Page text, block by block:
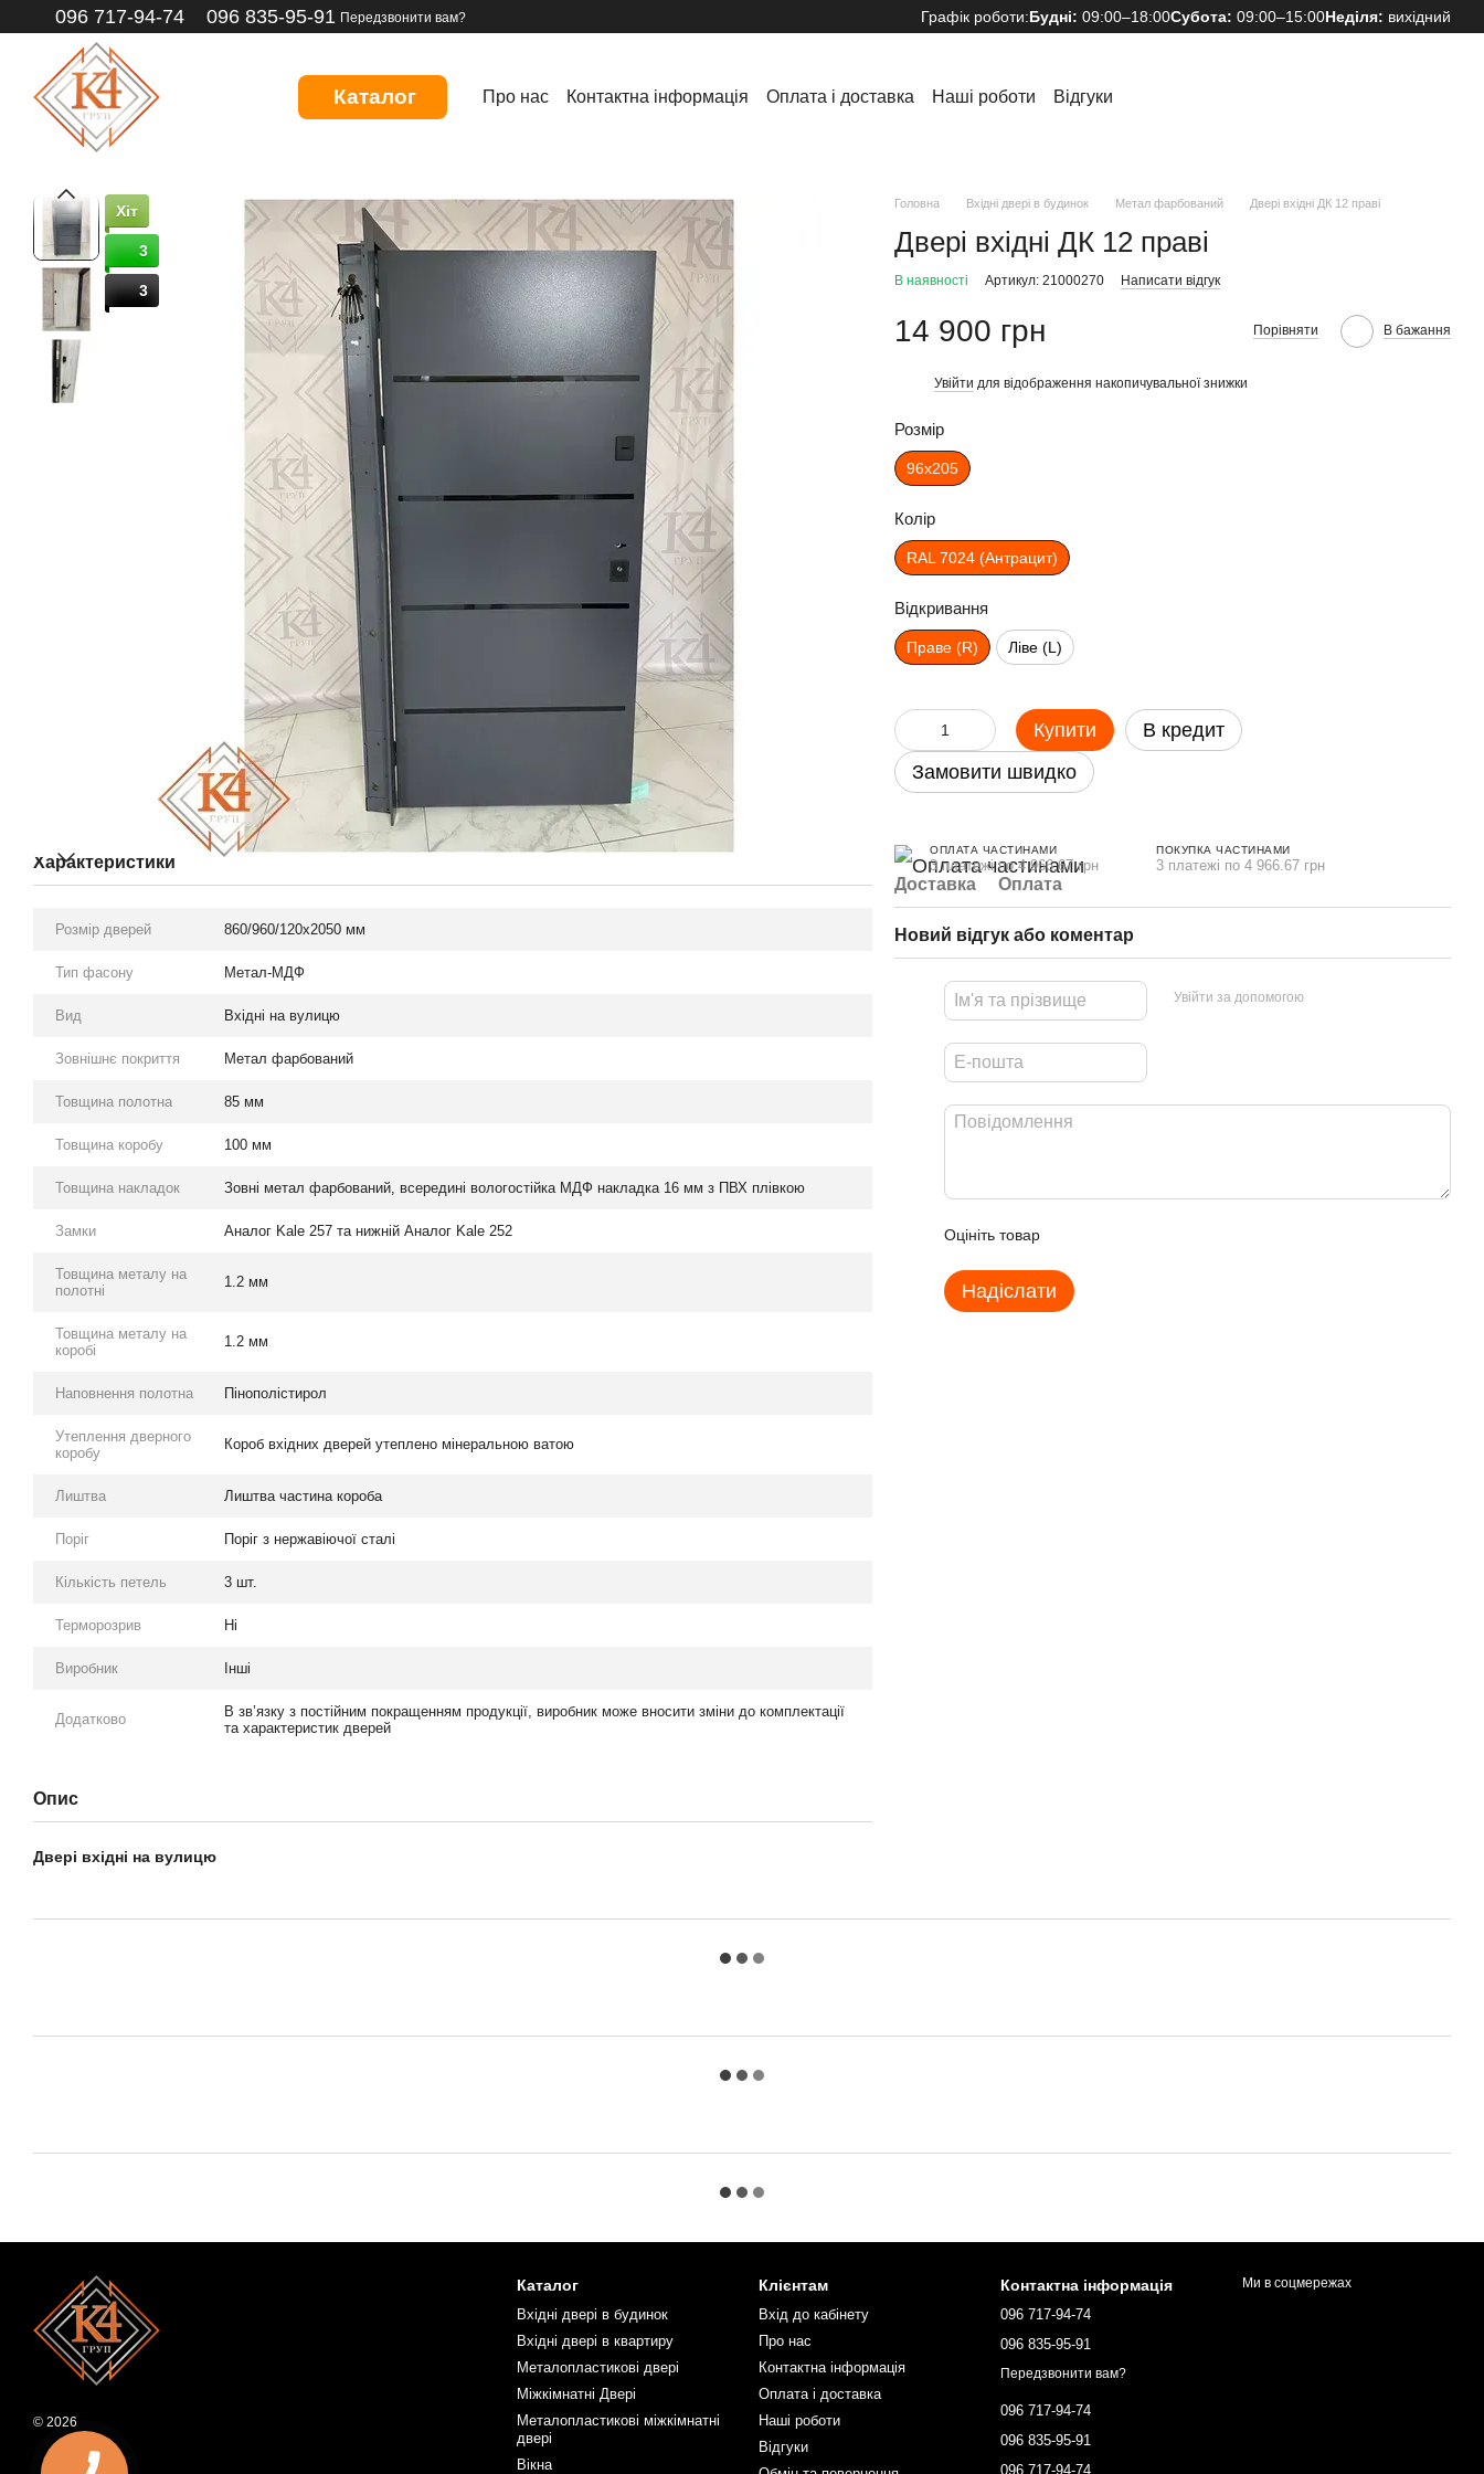
Перейти до основного контенту
096 717-94-74 096 835-95-91 Передзвонити вам? Графік роботи:Будні: 09:00–18:00Субота: 09:00–15:00Неділя: вихідний
Каталог Про нас Контактна інформація Оплата і доставка Наші роботи
Відгуки
Хіт
3
3
Характеристики
Розмір дверей 860/960/120х2050 мм
Тип фасону Метал-МДФ
Вид Вхідні на вулицю
Зовнішнє покриття Метал фарбований
Товщина полотна 85 мм
Товщина коробу 100 мм
Товщина накладок Зовні метал фарбований, всередині вологостійка МДФ накладка 16 мм з ПВХ плівкою
Замки Аналог Kale 257 та нижній Аналог Kale 252
Товщина металу на
полотні
1.2 мм
Товщина металу на
коробі
1.2 мм
Наповнення полотна Пінополістирол
Утеплення дверного
коробу
Короб вхідних дверей утеплено мінеральною ватою
Лиштва Лиштва частина короба
Поріг Поріг з нержавіючої сталі
Кількість петель 3 шт.
Терморозрив Ні
Виробник Інші
Додатково
В зв’язку з постійним покращенням продукції, виробник може вносити зміни до комплектації
та характеристик дверей
Опис
Двері вхідні на вулицю
Головна Вхідні двері в будинок Метал фарбований Двері вхідні ДК 12 праві
Двері вхідні ДК 12 праві
В наявності Артикул: 21000270 Написати відгук
14 900 грн Порівняти В бажання
Увійти для відображення накопичувальної знижки
Розмір
96х205
Колір
RAL 7024 (Антрацит)
Відкривання
Праве (R) Ліве (L)
Купити
В кредит
Замовити швидко
ОПЛАТА ЧАСТИНАМИ
3 платежі по 4 966.67 грн
ПОКУПКА ЧАСТИНАМИ
3 платежі по 4 966.67 грн
Доставка Оплата
Новий відгук або коментар
Увійти за допомогою
Оцініть товар
Надіслати
© 2026
Каталог
Вхідні двері в будинок
Вхідні двері в квартиру
Металопластикові двері
Міжкімнатні Двері
Металопластикові міжкімнатні
двері
Вікна
Клієнтам
Вхід до кабінету
Про нас
Контактна інформація
Оплата і доставка
Наші роботи
Відгуки
Контактна інформація
096 717-94-74
096 835-95-91
Передзвонити вам?
096 717-94-74
096 835-95-91
096 717-94-74
Ми в соцмережах